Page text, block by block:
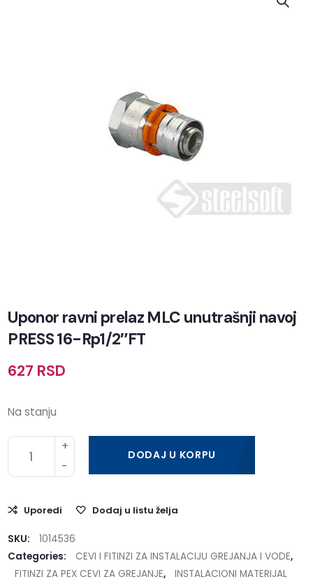
Uponor ravni prelaz MLC unutrašnji navoj
PRESS 16-Rp1/2″FT
627 RSD
Na stanju
DODAJ U KORPU
Uporedi Dodaj u listu želja
SKU:
1014536
Categories:
CEVI I FITINZI ZA INSTALACIJU GREJANJA I VODE,
FITINZI ZA PEX CEVI ZA GREJANJE,
INSTALACIONI MATERIJAL